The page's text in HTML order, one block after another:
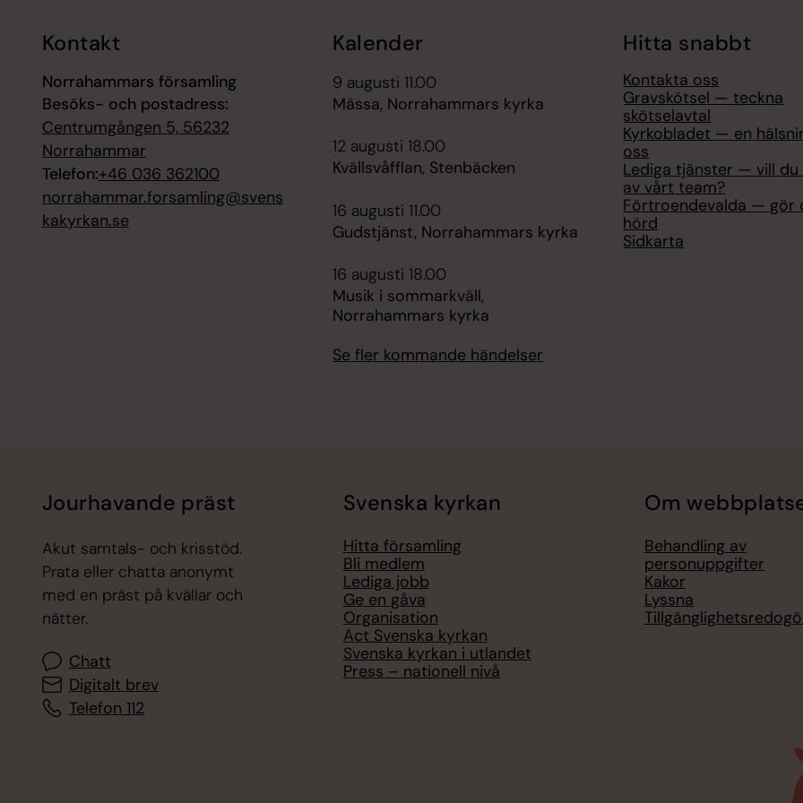
Kontakt
Norrahammars församling
Besöks- och postadress:
Centrumgången 5, 56232
Norrahammar
Telefon:+46 036 362100
norrahammar.forsamling@svens
kakyrkan.se
Kalender
9 augusti 11.00
Mässa, Norrahammars kyrka
12 augusti 18.00
Kvällsvåfflan, Stenbäcken
16 augusti 11.00
Gudstjänst, Norrahammars kyrka
16 augusti 18.00
Musik i sommarkväll,
Norrahammars kyrka
Se fler kommande händelser
Hitta snabbt
Kontakta oss
Gravskötsel — teckna
skötselavtal
Kyrkobladet — en
oss
Lediga tjänster — vill du
av vårt team?
Förtroendevalda — gör
hörd
Sidkarta
Jourhavande präst
Akut samtals- och krisstöd.
Prata eller chatta anonymt
med en präst på kvällar och
nätter.
Chatt
Digitalt brev
Telefon 112
Svenska kyrkan
Hitta församling
Bli medlem
Lediga jobb
Ge en gåva
Organisation
Act Svenska kyrkan
Svenska kyrkan i utlandet
Press – nationell nivå
Om
Behandling av
personuppgifter
Kakor
Lyssna